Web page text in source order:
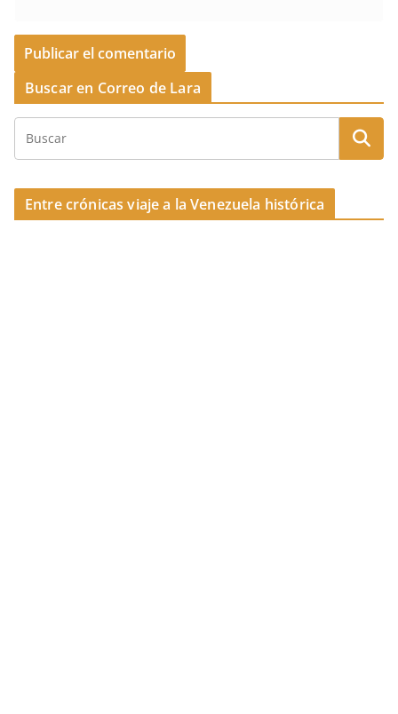
Buscar en Correo de Lara
Entre crónicas viaje a la Venezuela histórica